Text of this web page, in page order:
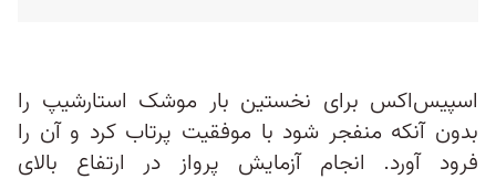
اسپیس‌اکس برای نخستین بار موشک استارشیپ را
بدون آنکه منفجر شود با موفقیت پرتاب کرد و آن را
فرود آورد. انجام آزمایش پرواز در ارتفاع بالای